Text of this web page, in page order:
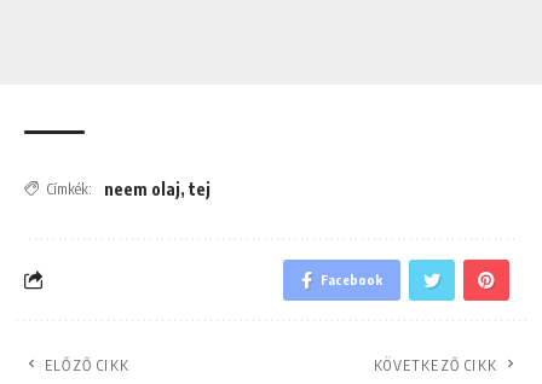
Címkék: neem olaj, tej
Facebook
ELŐZŐ CIKK KÖVETKEZŐ CIKK